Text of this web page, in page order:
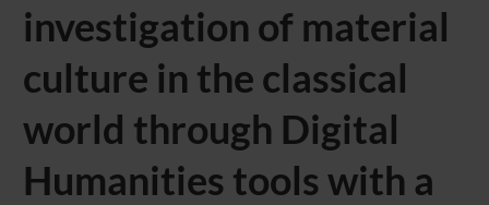
investigation of material
culture in the classical
world through Digital
Humanities tools with a